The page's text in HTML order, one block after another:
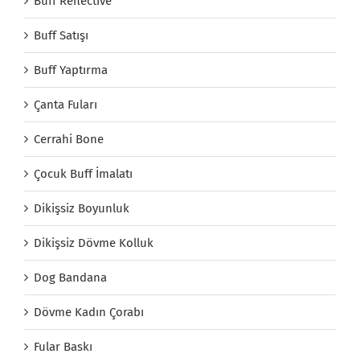
Buff Satışı
Buff Yaptırma
Çanta Fuları
Cerrahi Bone
Çocuk Buff İmalatı
Dikişsiz Boyunluk
Dikişsiz Dövme Kolluk
Dog Bandana
Dövme Kadın Çorabı
Fular Baskı